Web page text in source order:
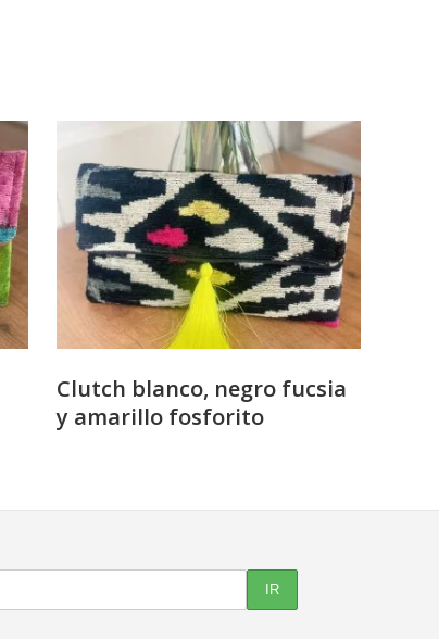
Clutch blanco, negro fucsia
y amarillo fosforito